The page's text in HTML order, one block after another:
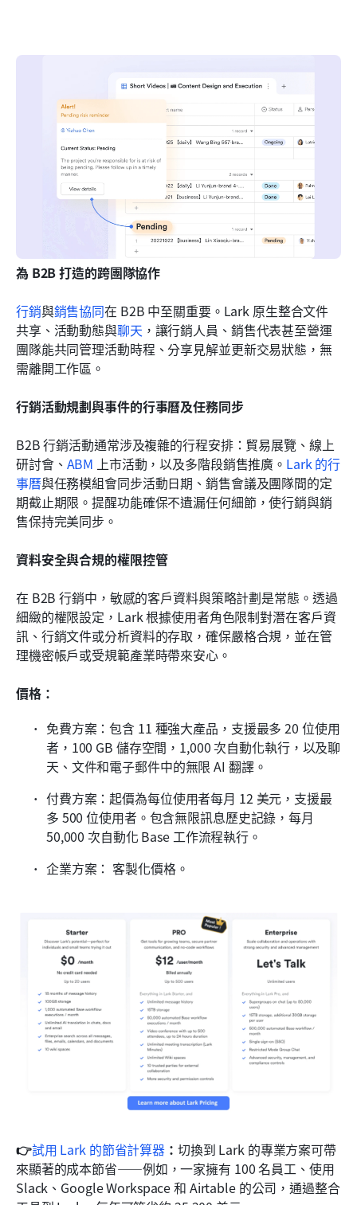
為 B2B 打造的跨團隊協作
行銷與銷售協同在 B2B 中至關重要。Lark 原生整合文件
共享、活動動態與聊天 ，讓行銷人員、銷售代表甚至營運
團隊能共同管理活動時程、分享見解並更新交易狀態，無
需離開工作區。
行銷活動規劃與事件的行事曆及任務同步
B2B 行銷活動通常涉及複雜的行程安排：貿易展覽、線上
研討會、 ABM 上市活動，以及多階段銷售推廣。 Lark 的行
事曆與任務模組會同步活動日期、銷售會議及團隊間的定
期截止期限。提醒功能確保不遺漏任何細節，使行銷與銷
售保持完美同步。
資料安全與合規的權限控管
在 B2B 行銷中，敏感的客戶資料與策略計劃是常態。透過
細緻的權限設定，Lark 根據使用者角色限制對潛在客戶資
訊、行銷文件或分析資料的存取，確保嚴格合規，並在管
理機密帳戶或受規範產業時帶來安心。
價格：
免費方案：包含 11 種強大產品，支援最多 20 位使用
者，100 GB 儲存空間，1,000 次自動化執行，以及聊
天、文件和電子郵件中的無限 AI 翻譯。
付費方案：起價為每位使用者每月 12 美元，支援最
多 500 位使用者。包含無限訊息歷史記錄，每月
50,000 次自動化 Base 工作流程執行。
企業方案： 客製化價格。
👉試用 Lark 的節省計算器 ： 切換到 Lark 的專業方案可帶
來顯著的成本節省——例如，一家擁有 100 名員工、使用
Slack、Google Workspace 和 Airtable 的公司，通過整合